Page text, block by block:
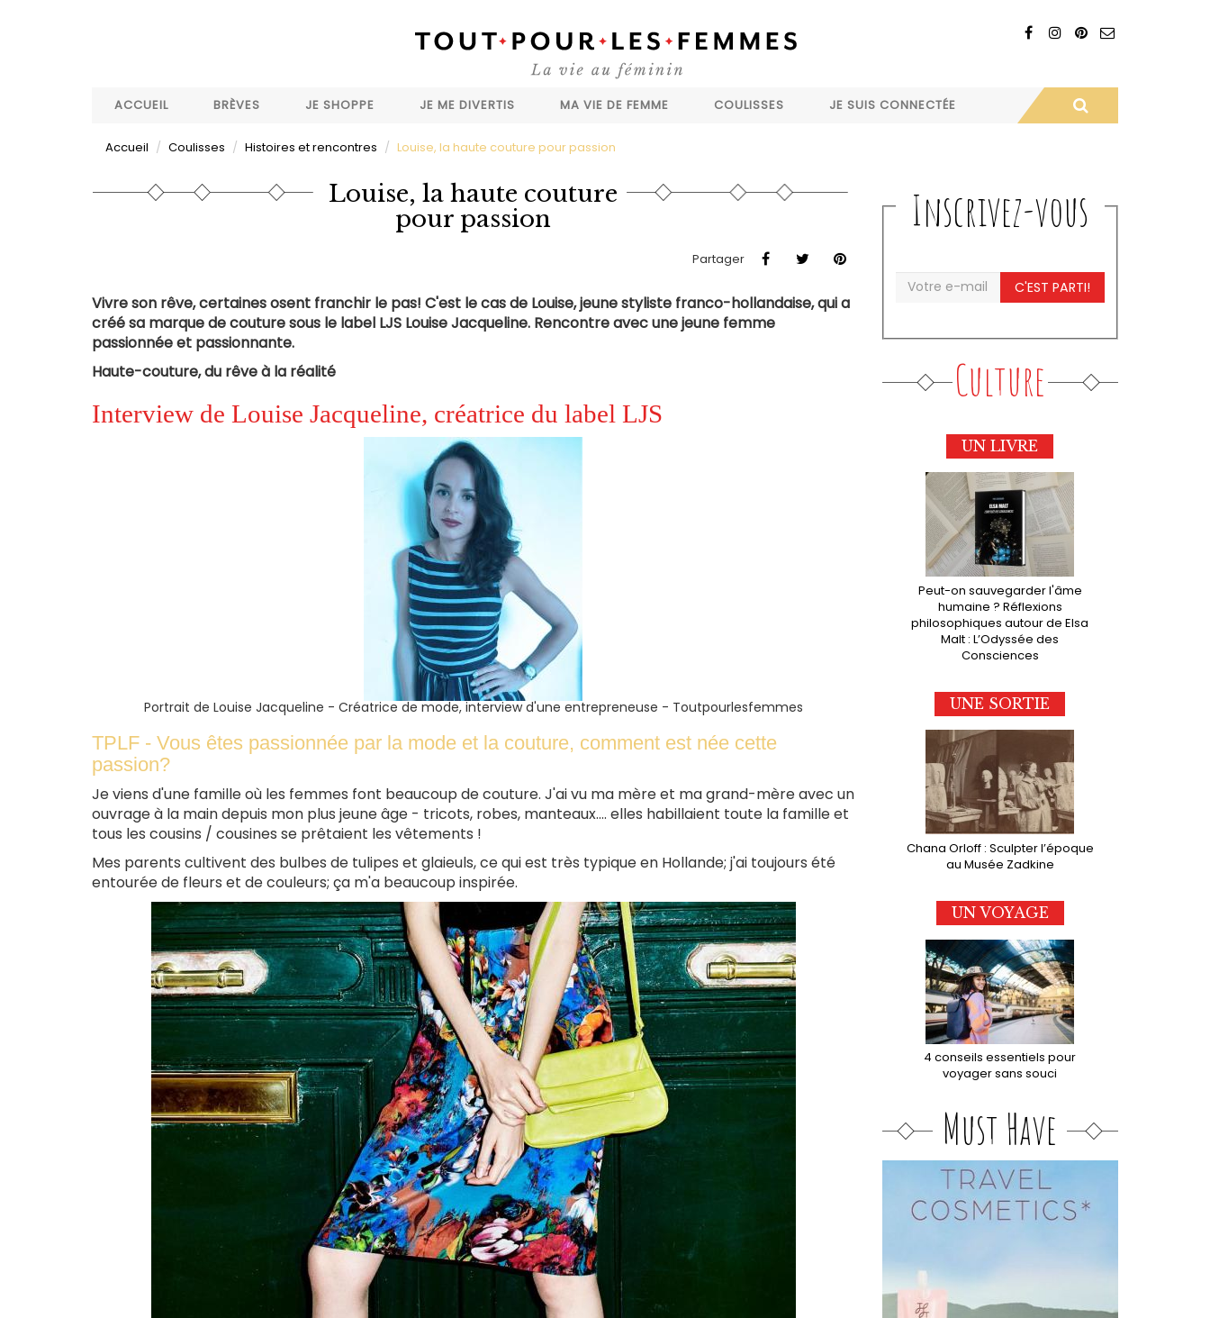
ACCUEIL
BRÈVES JE SHOPPE JE ME DIVERTIS MA VIE DE FEMME COULISSES JE SUIS CONNECTÉE
Accueil Coulisses Histoires et rencontres Louise, la haute couture pour passion
Louise, la haute couture
pour passion
Partager
Vivre son rêve, certaines osent franchir le pas! C'est le cas de Louise, jeune styliste franco-hollandaise, qui a
créé sa marque de couture sous le label LJS Louise Jacqueline. Rencontre avec une jeune femme
passionnée et passionnante.
Haute-couture, du rêve à la réalité
Interview de Louise Jacqueline, créatrice du label LJS
Portrait de Louise Jacqueline - Créatrice de mode, interview d'une entrepreneuse - Toutpourlesfemmes
TPLF - Vous êtes passionnée par la mode et la couture, comment est née cette
passion?
Je viens d'une famille où les femmes font beaucoup de couture. J'ai vu ma mère et ma grand-mère avec un
ouvrage à la main depuis mon plus jeune âge - tricots, robes, manteaux.... elles habillaient toute la famille et
tous les cousins / cousines se prêtaient les vêtements !
Mes parents cultivent des bulbes de tulipes et glaieuls, ce qui est très typique en Hollande; j'ai toujours été
entourée de fleurs et de couleurs; ça m'a beaucoup inspirée.
Inscrivez-vous
C'EST PARTI!
Culture
UN LIVRE
Peut-on sauvegarder l'âme
humaine ? Réflexions
philosophiques autour de Elsa
Malt : L’Odyssée des
Consciences
UNE SORTIE
Chana Orloff : Sculpter l’époque
au Musée Zadkine
UN VOYAGE
4 conseils essentiels pour
voyager sans souci
Must Have